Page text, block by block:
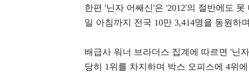
한편 '닌자 어쌔신'은 '2012'의 절반에도
일 아침까지 전국 10만 3,414명을 동원하
배급사 워너 브라더스 집계에 따르면 '닌
당히 1위를 차지하며 박스 오피스에 4위